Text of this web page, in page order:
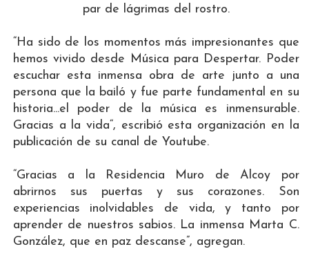
par de lágrimas del rostro.
“Ha sido de los momentos más impresionantes que
hemos vivido desde Música para Despertar. Poder
escuchar esta inmensa obra de arte junto a una
persona que la bailó y fue parte fundamental en su
historia...el poder de la música es inmensurable.
Gracias a la vida“, escribió esta organización en la
publicación de su canal de Youtube.
“Gracias a la Residencia Muro de Alcoy por
abrirnos sus puertas y sus corazones. Son
experiencias inolvidables de vida, y tanto por
aprender de nuestros sabios. La inmensa Marta C.
González, que en paz descanse”, agregan.